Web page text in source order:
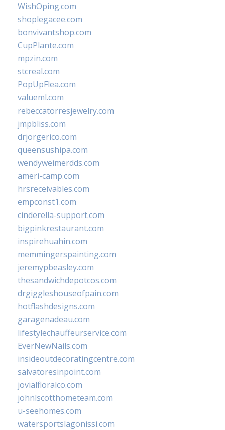
WishOping.com
shoplegacee.com
bonvivantshop.com
CupPlante.com
mpzin.com
stcreal.com
PopUpFlea.com
valueml.com
rebeccatorresjewelry.com
jmpbliss.com
drjorgerico.com
queensushipa.com
wendyweimerdds.com
ameri-camp.com
hrsreceivables.com
empconst1.com
cinderella-support.com
bigpinkrestaurant.com
inspirehuahin.com
memmingerspainting.com
jeremypbeasley.com
thesandwichdepotcos.com
drgiggleshouseofpain.com
hotflashdesigns.com
garagenadeau.com
lifestylechauffeurservice.com
EverNewNails.com
insideoutdecoratingcentre.com
salvatoresinpoint.com
jovialfloralco.com
johnlscotthometeam.com
u-seehomes.com
watersportslagonissi.com